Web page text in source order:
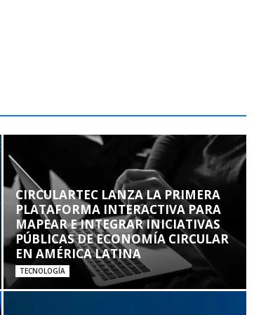
CIRCULARTEC LANZA LA PRIMERA
PLATAFORMA INTERACTIVA PARA
MAPEAR E INTEGRAR INICIATIVAS
PÚBLICAS DE ECONOMÍA CIRCULAR
EN AMÉRICA LATINA
TECNOLOGÍA